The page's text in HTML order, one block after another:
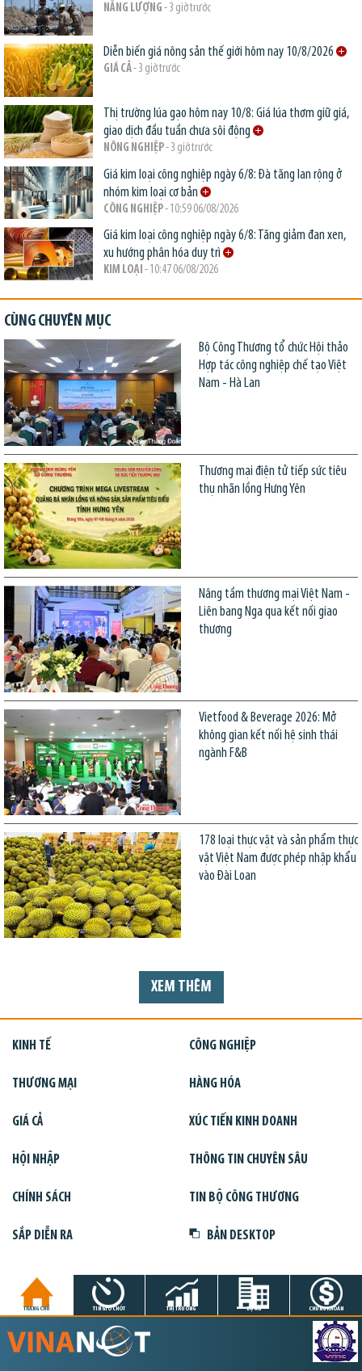
NĂNG LƯỢNG - 3 giờ trước
Diễn biến giá nông sản thế giới hôm nay 10/8/2026
GIÁ CẢ- 3 giờ trước
Thị trường lúa gạo hôm nay 10/8: Giá lúa thơm giữ giá,
giao dịch đầu tuần chưa sôi động
NÔNG NGHIỆP- 3 giờ trước
Giá kim loại công nghiệp ngày 6/8: Đà tăng lan rộng ở
nhóm kim loại cơ bản
CÔNG NGHIỆP- 10:59 06/08/2026
Giá kim loại công nghiệp ngày 6/8: Tăng giảm đan xen,
xu hướng phân hóa duy trì
KIM LOẠI - 10:47 06/08/2026
CÙNG CHUYÊN MỤC
Bộ Công Thương tổ chức Hội thảo
Hợp tác công nghiệp chế tạo Việt
Nam - Hà Lan
Thương mại điện tử tiếp sức tiêu
thụ nhãn lồng Hưng Yên
Nâng tầm thương mại Việt Nam -
Liên bang Nga qua kết nối giao
thương
Vietfood & Beverage 2026: Mở
không gian kết nối hệ sinh thái
ngành F&B
178 loại thực vật và sản phẩm thực
vật Việt Nam được phép nhập khẩu
vào Đài Loan
XEM THÊM
KINH TẾ CÔNG NGHIỆP
THƯƠNG MẠI HÀNG HÓA
GIÁ CẢ XÚC TIẾN KINH DOANH
HỘI NHẬP THÔNG TIN CHUYÊN SÂU
CHÍNH SÁCH TIN BỘ CÔNG THƯƠNG
SẮP DIỄN RA BẢN DESKTOP
TRANG CHỦ TIN GIỜ CHÓT THỊ TRƯỜNG DỰ ÁN CHỨNG KHOÁN